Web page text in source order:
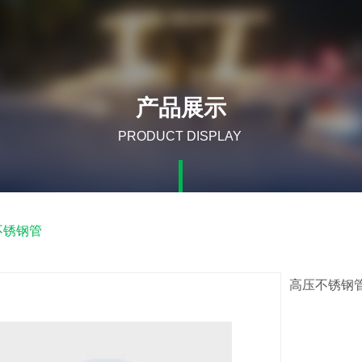
产品展示
PRODUCT DISPLAY
钢管
高压不锈钢